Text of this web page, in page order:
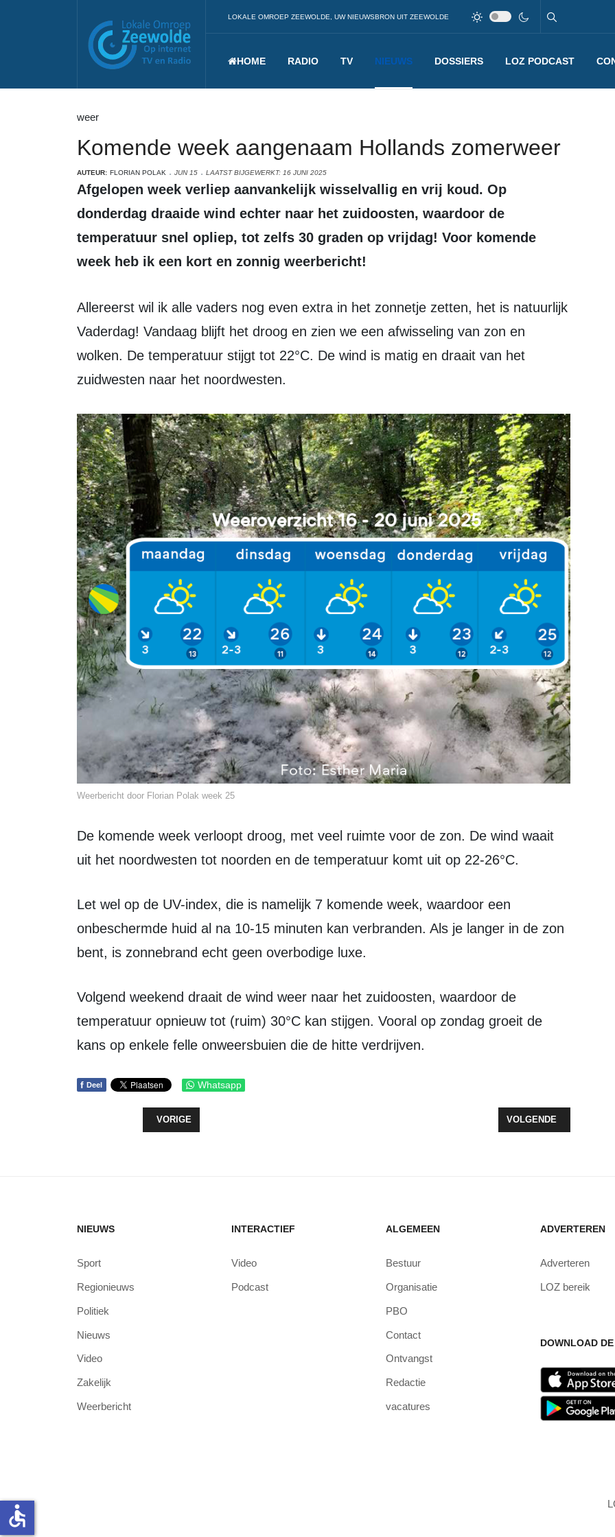
LOKALE OMROEP ZEEWOLDE, UW NIEUWSBRON UIT ZEEWOLDE
HOME RADIO TV NIEUWS DOSSIERS LOZ PODCAST
weer
Komende week aangenaam Hollands zomerweer
AUTEUR: FLORIAN POLAK JUN 15 LAATST BIJGEWERKT: 16 JUNI 2025
Afgelopen week verliep aanvankelijk wisselvallig en vrij koud. Op
donderdag draaide wind echter naar het zuidoosten, waardoor de
temperatuur snel opliep, tot zelfs 30 graden op vrijdag! Voor komende
week heb ik een kort en zonnig weerbericht!
Allereerst wil ik alle vaders nog even extra in het zonnetje zetten, het is natuurlijk
Vaderdag! Vandaag blijft het droog en zien we een afwisseling van zon en
wolken. De temperatuur stijgt tot 22°C. De wind is matig en draait van het
zuidwesten naar het noordwesten.
Weerbericht door Florian Polak week 25
De komende week verloopt droog, met veel ruimte voor de zon. De wind waait
uit het noordwesten tot noorden en de temperatuur komt uit op 22-26°C.
Let wel op de UV-index, die is namelijk 7 komende week, waardoor een
onbeschermde huid al na 10-15 minuten kan verbranden. Als je langer in de zon
bent, is zonnebrand echt geen overbodige luxe.
Volgend weekend draait de wind weer naar het zuidoosten, waardoor de
temperatuur opnieuw tot (ruim) 30°C kan stijgen. Vooral op zondag groeit de
kans op enkele felle onweersbuien die de hitte verdrijven.
f Deel Whatsapp
VORIG ARTIKEL: EXTREEM WARM, PLAKNACHTEN EN KANS OP ONWEER
VORIGE VOLGENDE ARTIKEL: IN
VOLGENDE
NIEUWS
Sport
Regionieuws
Politiek
Nieuws
Video
Zakelijk
Weerbericht
INTERACTIEF
Video
Podcast
ALGEMEEN
Bestuur
Organisatie
PBO
Contact
Ontvangst
Redactie
vacatures
ADVERTEREN
Adverteren
LOZ bereik
DOWNLOAD
accessible